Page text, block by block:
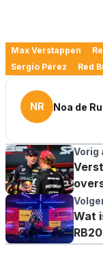
Max Verstappen
Sergio Pérez
Red
NR Noa de
Vorig
dat
Wat